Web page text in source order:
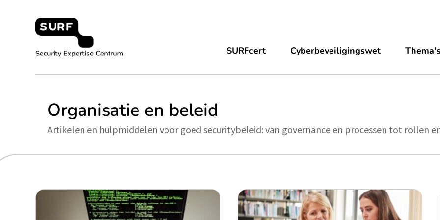
Security Expertise Centrum – by SURF
SURFcert Cyberbeveiligingswet Thema's
Organisatie en beleid
Artikelen en hulpmiddelen voor goed securitybeleid: van governance en processen tot rollen